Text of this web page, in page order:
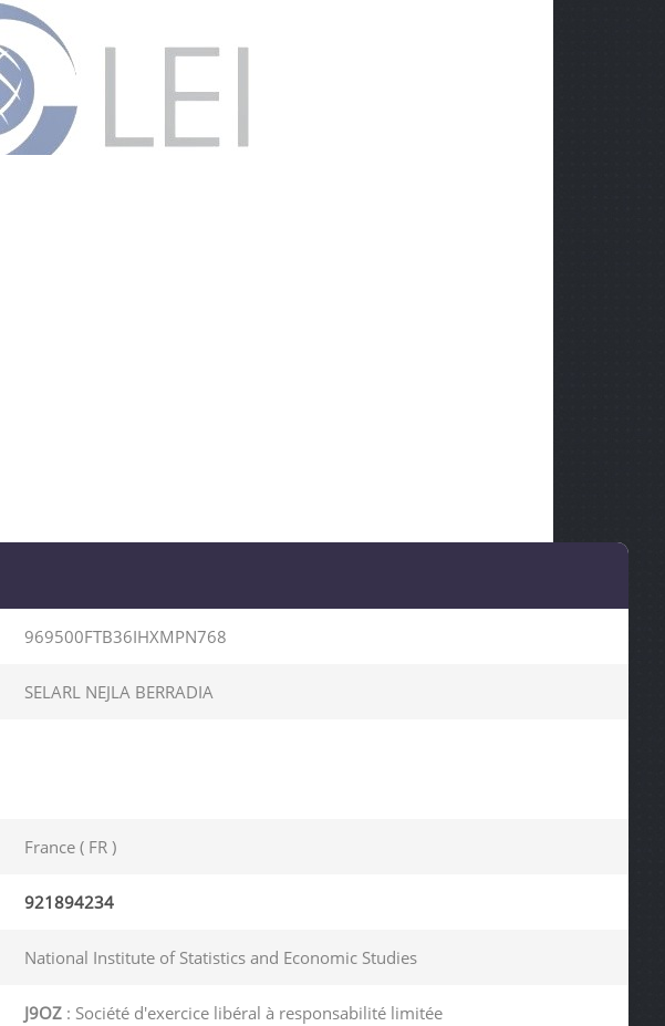
969500FTB36IHXMPN768
SELARL NEJLA BERRADIA
France ( FR )
921894234
National Institute of Statistics and Economic Studies
J9OZ: Société d'exercice libéral à responsabilité limitée